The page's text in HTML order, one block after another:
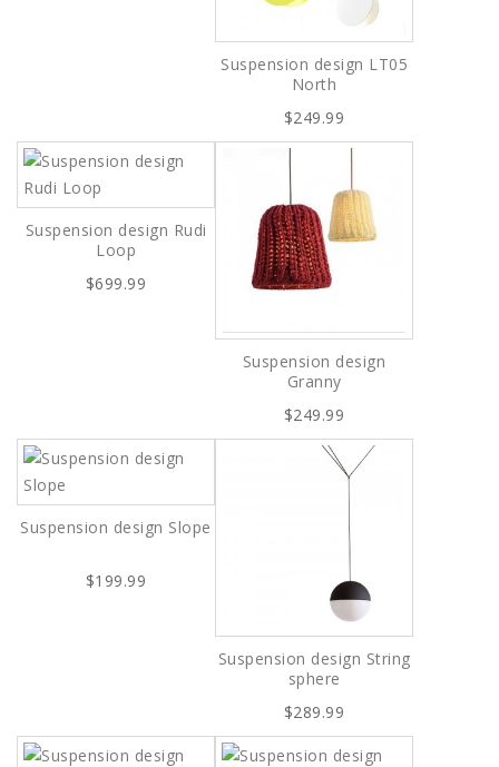
Suspension design LT05
North
$249.99
Suspension design Rudi
Loop
$699.99
Suspension design
Granny
$249.99
Suspension design Slope
$199.99
Suspension design String
sphere
$289.99